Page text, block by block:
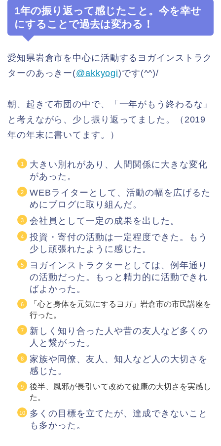
1年の振り返って感じたこと。今を幸せ
にすることで過去は変わる！
愛知県岩倉市を中心に活動するヨガインストラク
ターのあっきー(@akkyogi)です(^^)/
朝、起きて布団の中で、「一年がもう終わるな」
と考えながら、少し振り返ってました。（2019
年の年末に書いてます。）
大きい別れがあり、人間関係に大きな変化
があった。
WEBライターとして、活動の幅を広げるた
めにブログに取り組んだ。
会社員として一定の成果を出した。
投資・寄付の活動は一定程度できた。もう
少し頑張れたように感じた。
ヨガインストラクターとしては、例年通り
の活動だった。もっと精力的に活動できれ
ばよかった。
「心と身体を元気にするヨガ」岩倉市の市民講座を
行った。
新しく知り合った人や昔の友人など多くの
人と繋がった。
家族や同僚、友人、知人など人の大切さを
感じた。
後半、風邪が長引いて改めて健康の大切さを実感し
た。
多くの目標を立てたが、達成できないこと
も多かった。